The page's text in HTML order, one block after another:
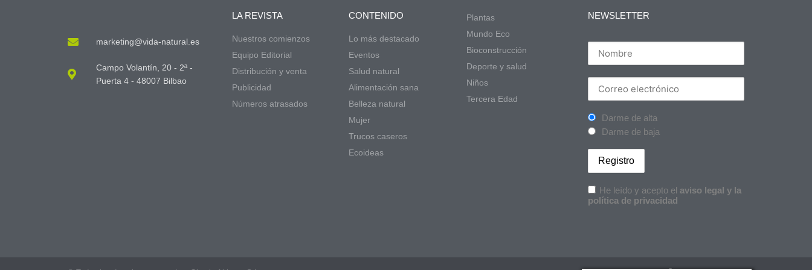
marketing@vida-natural.es
Campo Volantín, 20 - 2ª -
Puerta 4 - 48007 Bilbao
LA REVISTA
Nuestros comienzos
Equipo Editorial
Distribución y venta
Publicidad
Números atrasados
CONTENIDO
Lo más destacado
Eventos
Salud natural
Alimentación sana
Belleza natural
Mujer
Trucos caseros
Ecoideas
Plantas
Mundo Eco
Bioconstrucción
Deporte y salud
Niños
Tercera Edad
NEWSLETTER
Darme de alta
Darme de baja
He leído y acepto el aviso legal y la
política de privacidad